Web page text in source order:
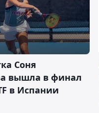
Соня
вышла в финал
в Испании